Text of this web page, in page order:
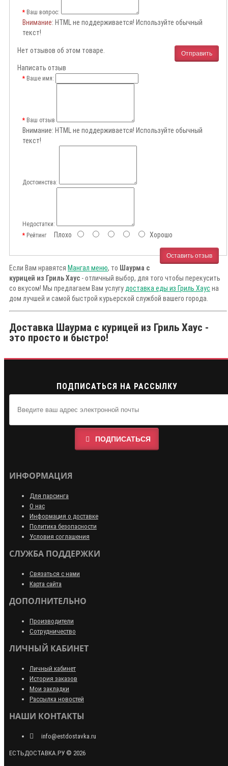
Ваш вопрос:
Внимание: HTML не поддерживается! Используйте обычный
текст!
Отправить
Нет отзывов об этом товаре.
Написать отзыв
Ваше имя:
Ваш отзыв
Внимание: HTML не поддерживается! Используйте обычный
текст!
Достоинства:
Недостатки:
РейтингПлохо Хорошо
Оставить отзыв
Если Вам нравятся Мангал меню, то Шаурма с
курицей из Гриль Хаус - отличный выбор, для того чтобы перекусить
со вкусом! Мы предлагаем Вам услугу доставка еды из Гриль Хаус на
дом лучшей и самой быстрой курьерской службой вашего города.
Доставка Шаурма с курицей из Гриль Хаус -
это просто и быстро!
ПОДПИСАТЬСЯ НА РАССЫЛКУ
ПОДПИСАТЬСЯ
ИНФОРМАЦИЯ
Для парсинга
О нас
Информация о доставке
Политика безопасности
Условия соглашения
СЛУЖБА ПОДДЕРЖКИ
Связаться с нами
Карта сайта
ДОПОЛНИТЕЛЬНО
Производители
Сотрудничество
ЛИЧНЫЙ КАБИНЕТ
Личный кабинет
История заказов
Мои закладки
Рассылка новостей
НАШИ КОНТАКТЫ
info@estdostavka.ru
ЕСТЬДОСТАВКА.РУ © 2026